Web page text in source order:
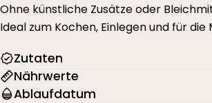
Ohne künstliche Zusätze oder
Ideal zum Kochen, Einlegen und für die
Zutaten
Nährwerte
Ablaufdatum